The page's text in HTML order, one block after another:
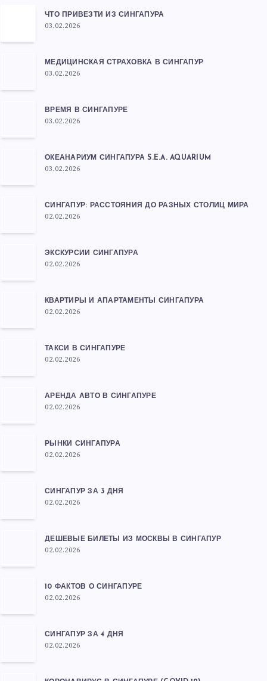
ЧТО ПРИВЕЗТИ ИЗ СИНГАПУРА
03.02.2026
МЕДИЦИНСКАЯ СТРАХОВКА В СИНГАПУР
03.02.2026
ВРЕМЯ В СИНГАПУРЕ
03.02.2026
ОКЕАНАРИУМ СИНГАПУРА S.E.A. AQUARIUM
03.02.2026
СИНГАПУР: РАССТОЯНИЯ ДО РАЗНЫХ СТОЛИЦ МИРА
02.02.2026
ЭКСКУРСИИ СИНГАПУРА
02.02.2026
КВАРТИРЫ И АПАРТАМЕНТЫ СИНГАПУРА
02.02.2026
ТАКСИ В СИНГАПУРЕ
02.02.2026
АРЕНДА АВТО В СИНГАПУРЕ
02.02.2026
РЫНКИ СИНГАПУРА
02.02.2026
СИНГАПУР ЗА 3 ДНЯ
02.02.2026
ДЕШЕВЫЕ БИЛЕТЫ ИЗ МОСКВЫ В СИНГАПУР
02.02.2026
10 ФАКТОВ О СИНГАПУРЕ
02.02.2026
СИНГАПУР ЗА 4 ДНЯ
02.02.2026